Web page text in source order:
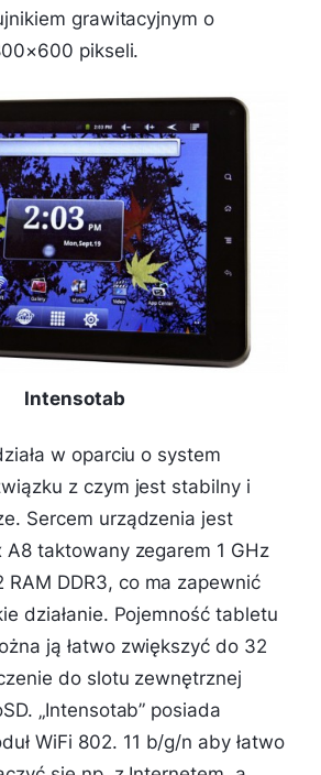
grawitacyjnym o
pikseli.
Intensotab
w oparciu o system
z czym jest stabilny i
Sercem urządzenia jest
A8 taktowany zegarem 1 GHz
RAM DDR3, co ma zapewnić
działanie. Pojemność tabletu
ją łatwo zwiększyć do 32
do slotu zewnętrznej
„Intensotab” posiada
WiFi 802. 11 b/g/n aby łatwo